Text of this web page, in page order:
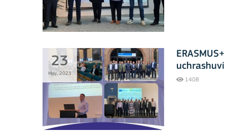
23
May, 2023
1408